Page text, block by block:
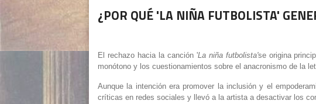
¿POR QUÉ 'LA NIÑA FUTBOLISTA'
El rechazo hacia la canción'La niña futbolista'se origina
monótono y los cuestionamientos sobre el anacronismo de la
Aunque la intención era promover la inclusión y el
críticas en redes sociales y llevó a la artista a desactivar los